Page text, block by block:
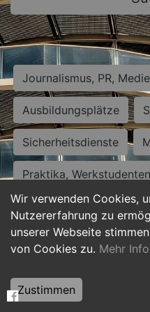
Wir verwenden Cookies,
Nutzererfahrung zu
unserer Webseite
von Cookies zu. Mehr
Zustimmen
Journalismus, PR,
Ausbildungsplätze
Sicherheitsdienste
Praktika,
Personalwesen
Hilfskräfte, Aushilfs-
Weiterbildung, Studium,